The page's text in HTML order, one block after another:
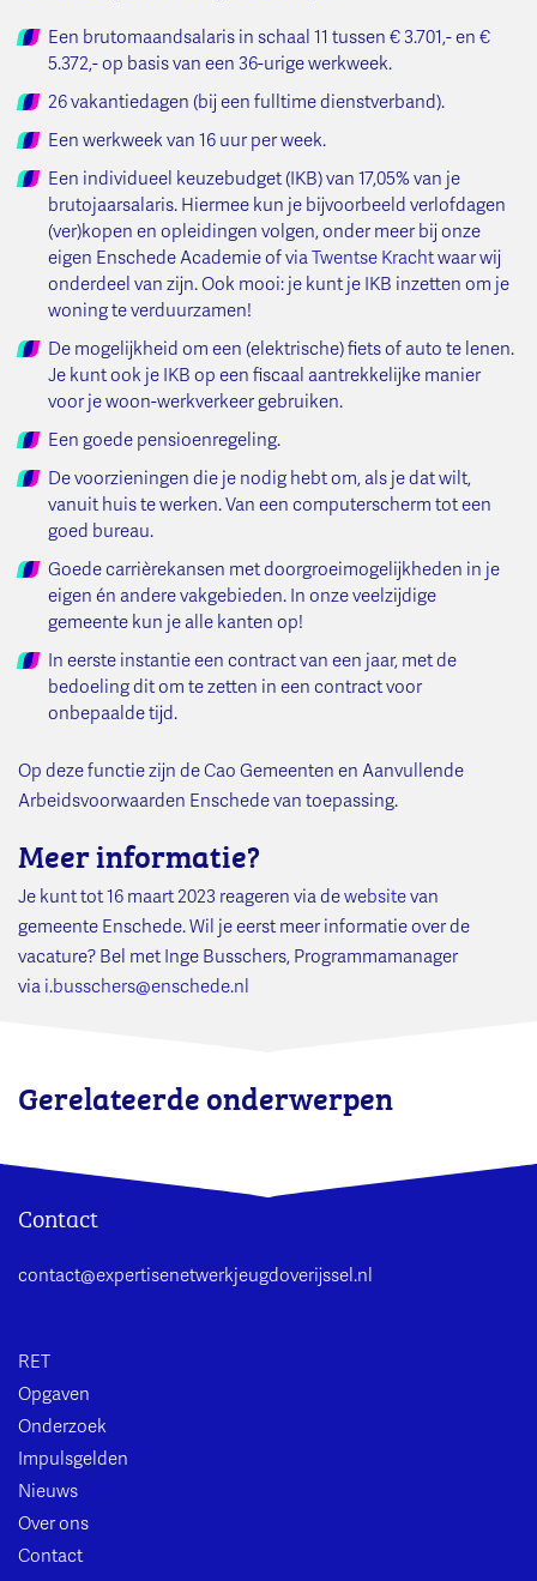
Een brutomaandsalaris in schaal 11 tussen € 3.701,- en €
5.372,- op basis van een 36-urige werkweek.
26 vakantiedagen (bij een fulltime dienstverband).
Een werkweek van 16 uur per week.
Een individueel keuzebudget (IKB) van 17,05% van je
brutojaarsalaris. Hiermee kun je bijvoorbeeld verlofdagen
(ver)kopen en opleidingen volgen, onder meer bij onze
eigen Enschede Academie of viaTwentse Krachtwaar wij
onderdeel van zijn. Ook mooi: je kunt je IKB inzetten om je
woning te verduurzamen!
De mogelijkheid om een (elektrische) fiets of auto te lenen.
Je kunt ook je IKB op een fiscaal aantrekkelijke manier
voor je woon-werkverkeer gebruiken.
Een goede pensioenregeling.
De voorzieningen die je nodig hebt om, als je dat wilt,
vanuit huis te werken. Van een computerscherm tot een
goed bureau.
Goede carrièrekansen met doorgroeimogelijkheden in je
eigen én andere vakgebieden. In onze veelzijdige
gemeente kun je alle kanten op!
In eerste instantie een contract van een jaar, met de
bedoeling dit om te zetten in een contract voor
onbepaalde tijd.
Op deze functie zijn de Cao Gemeenten en Aanvullende
Arbeidsvoorwaarden Enschede van toepassing.
Meer informatie?
Je kunt tot 16 maart 2023 reageren via dewebsitevan
gemeente Enschede. Wil je eerst meer informatie over de
vacature? Bel met Inge Busschers, Programmamanager
via i.busschers@enschede.nl
Gerelateerde onderwerpen
Contact
contact@expertisenetwerkjeugdoverijssel.nl
RET
Opgaven
Onderzoek
Impulsgelden
Nieuws
Over ons
Contact